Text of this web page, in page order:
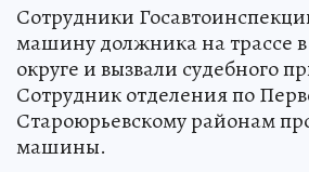
Сотрудники
машину должника на трассе
округе и вызвали судебного
Сотрудник отделения по
Староюрьевскому районам
машины.